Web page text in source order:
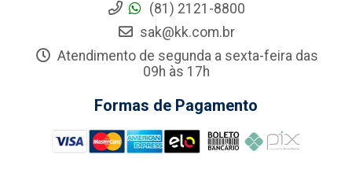
(81) 2121-8800
sak@kk.com.br
Atendimento de segunda a sexta-feira das
09h às 17h
Formas de Pagamento